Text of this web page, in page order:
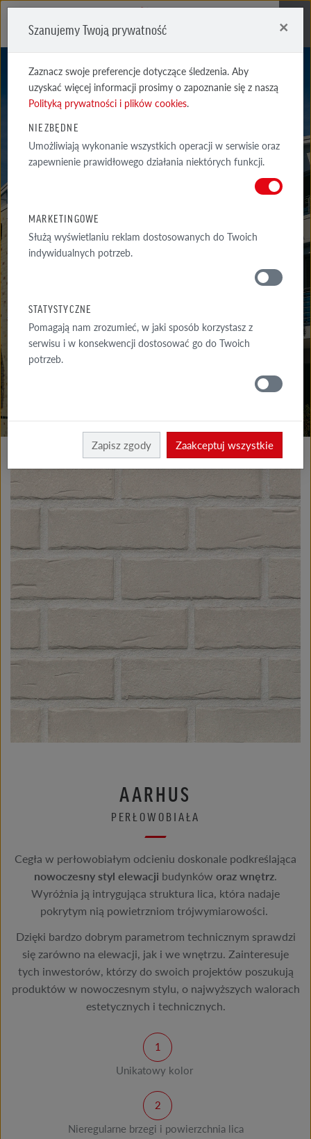
AARHUS
GDZIE
AARHUS
PERŁOWOBIAŁA
Cegła w perłowobiałym odcieniu doskonale podkreślająca
nowoczesny styl elewacji budynków oraz wnętrz.
Wyróżnia ją intrygująca struktura lica, która nadaje
pokrytym nią powietrzniom trójwymiarowości.
Dzięki bardzo dobrym parametrom technicznym sprawdzi
się zarówno na elewacji, jak i we wnętrzu. Zainteresuje
tych inwestorów, którzy do swoich projektów poszukują
produktów w nowoczesnym stylu, o najwyższych walorach
estetycznych i technicznych.
Unikatowy kolor
Nieregularne brzegi i powierzchnia lica
Szanujemy Twoją prywatność ×
Zaznacz swoje preferencje dotyczące śledzenia. Aby
uzyskać więcej informacji prosimy o zapoznanie się z naszą
Polityką prywatności i plików cookies.
NIEZBĘDNE
Umożliwiają wykonanie wszystkich operacji w serwisie oraz
zapewnienie prawidłowego działania niektórych funkcji.
MARKETINGOWE
Służą wyświetlaniu reklam dostosowanych do Twoich
indywidualnych potrzeb.
STATYSTYCZNE
Pomagają nam zrozumieć, w jaki sposób korzystasz z
serwisu i w konsekwencji dostosować go do Twoich
potrzeb.
Zapisz zgody Zaakceptuj wszystkie